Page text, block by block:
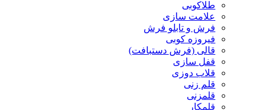
علامت سازی
فرش و تابلو فرش
فیروزه کوبی
قالی (فرش دستبافت)
قفل سازی
قلاب دوزی